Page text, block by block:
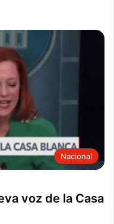
Nacional
voz de la Casa